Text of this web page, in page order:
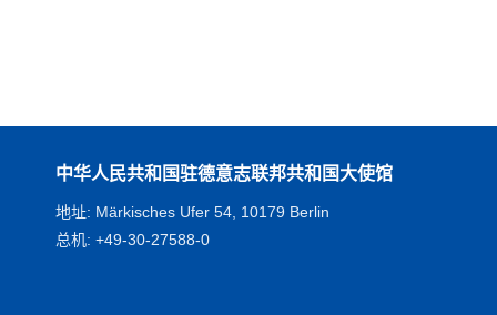
中华人民共和国驻德意志联邦共和国大使馆
地址: Märkisches Ufer 54, 10179 Berlin
总机: +49-30-27588-0